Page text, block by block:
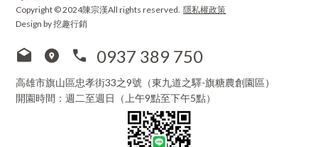
Copyright © 2024陳宗漢All rights reserved.隱私權政策
Design by 挖趣行銷
0937 389 750
高雄市旗山區忠孝街33之9號（東九道之驛-旗糖農創園區）
開園時間：週二至週日（上午9點至下午5點）